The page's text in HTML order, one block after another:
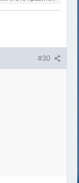
#30